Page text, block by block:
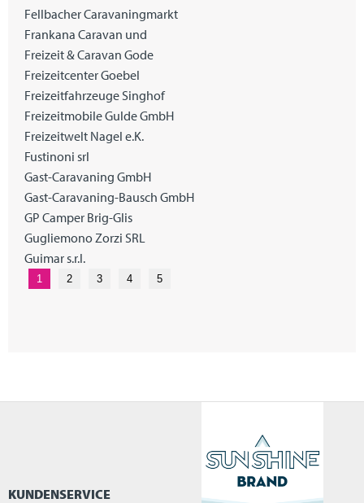
Fellbacher Caravaningmarkt
Frankana Caravan und
Freizeit & Caravan Gode
Freizeitcenter Goebel
Freizeitfahrzeuge Singhof
Freizeitmobile Gulde GmbH
Freizeitwelt Nagel e.K.
Fustinoni srl
Gast-Caravaning GmbH
Gast-Caravaning-Bausch GmbH
GP Camper Brig-Glis
Gugliemono Zorzi SRL
Guimar s.r.l.
1 2 3 4 5
KUNDENSERVICE